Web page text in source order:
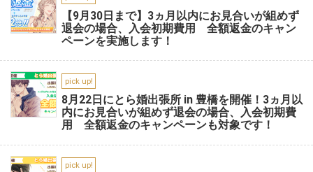
【9月30日まで】3ヵ月以内にお見合いが組めず
退会の場合、入会初期費用 全額返金のキャン
ペーンを実施します！
pick up!
8月22日にとら婚出張所 in 豊橋を開催！3ヵ月以
内にお見合いが組めず退会の場合、入会初期費
用 全額返金のキャンペーンも対象です！
pick up!